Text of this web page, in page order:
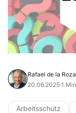
Rafael de la Roza
20.06.2025·1
Arbeitsschutz